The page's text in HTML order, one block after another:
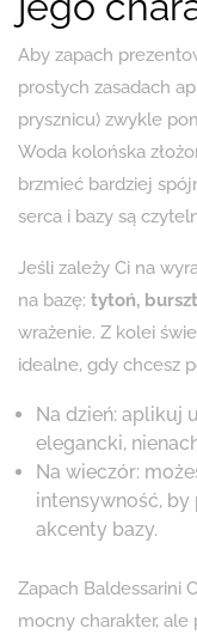
Aby zapach
prostych zasadach
prysznicu) zwykle
Woda kolońska
brzmieć bardziej
serca i bazy są
Jeśli zależy Ci na
na bazę: tytoń,
wrażenie. Z kolei
idealne, gdy chcesz
Na dzień: aplikuj
elegancki,
Na wieczór:
intensywność,
akcenty bazy.
Zapach Baldessarini
mocny charakter, ale